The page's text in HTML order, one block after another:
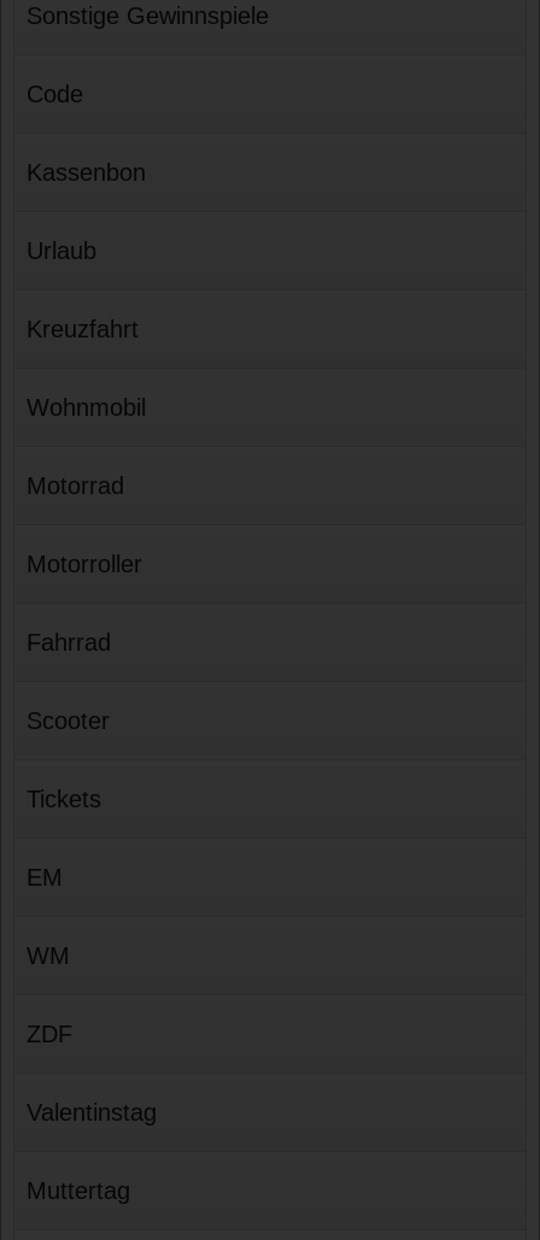
Sonstige Gewinnspiele
Code
Kassenbon
Urlaub
Kreuzfahrt
Wohnmobil
Motorrad
Motorroller
Fahrrad
Scooter
Tickets
EM
WM
ZDF
Valentinstag
Muttertag